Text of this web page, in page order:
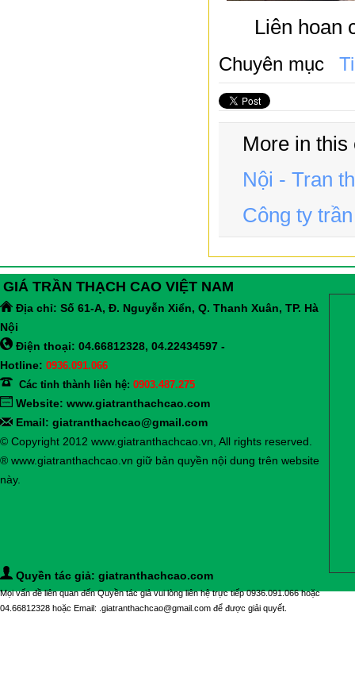
Liên hoan
Chuyên mục
More in this
Nội - Tran
Công ty
GIÁ TRẦN THẠCH CAO VIỆT NAM
Địa chỉ: Số 61-A, Đ. Nguyễn Xiển, Q. Thanh Xuân, TP. Hà
Nội
Điện thoại: 04.66812328, 04.22434597 -
Hotline: 0936.091.066
Các tỉnh thành liên hệ: 0903.487.275
Website: www.giatranthachcao.com
Email: giatranthachcao@gmail.com
© Copyright 2012 www.giatranthachcao.vn, All rights reserved.
® www.giatranthachcao.vn giữ bản quyền nội dung trên website
này.
Quyền tác giả: giatranthachcao.com
Mọi vấn đề liên quan đến Quyền tác giả vui lòng liên hệ trực tiếp 0936.091.066 hoặc
04.66812328 hoặc Email: .giatranthachcao@gmail.com để được giải quyết.